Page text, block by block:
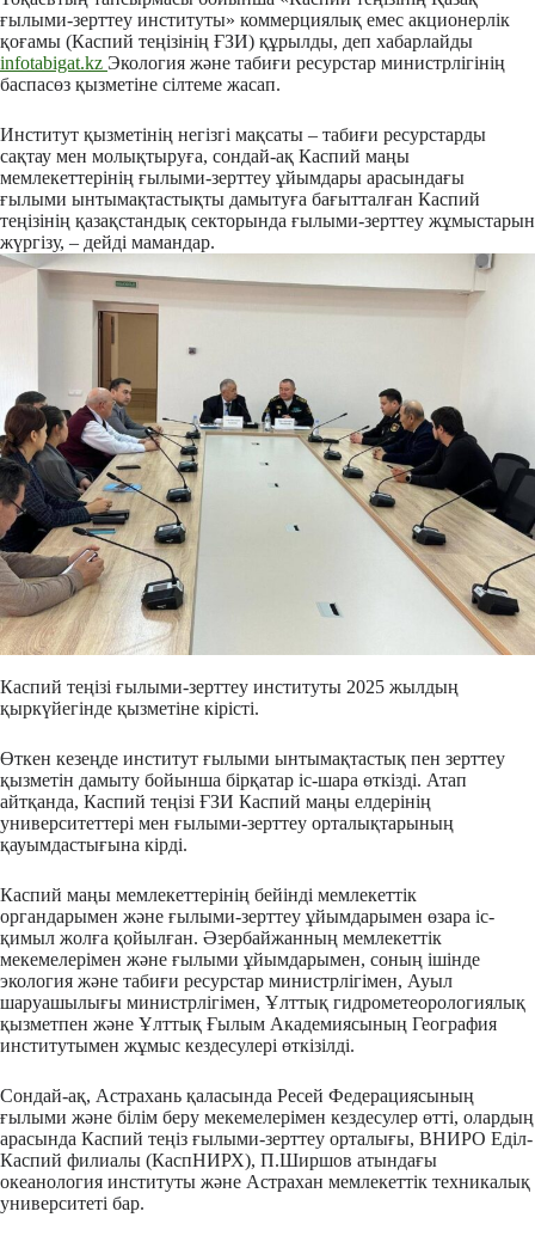
ғылыми-зерттеу институты» коммерциялық емес акционерлік
қоғамы (Каспий теңізінің ҒЗИ) құрылды, деп хабарлайды
infotabigat.kz Экология және табиғи ресурстар министрлігінің
баспасөз қызметіне сілтеме жасап.
Институт қызметінің негізгі мақсаты – табиғи ресурстарды
сақтау мен молықтыруға, сондай-ақ Каспий маңы
мемлекеттерінің ғылыми-зерттеу ұйымдары арасындағы
ғылыми ынтымақтастықты дамытуға бағытталған Каспий
теңізінің қазақстандық секторында ғылыми-зерттеу жұмыстарын
жүргізу, – дейді мамандар.
Каспий теңізі ғылыми-зерттеу институты 2025 жылдың
қыркүйегінде қызметіне кірісті.
Өткен кезеңде институт ғылыми ынтымақтастық пен зерттеу
қызметін дамыту бойынша бірқатар іс-шара өткізді. Атап
айтқанда, Каспий теңізі ҒЗИ Каспий маңы елдерінің
университеттері мен ғылыми-зерттеу орталықтарының
қауымдастығына кірді.
Каспий маңы мемлекеттерінің бейінді мемлекеттік
органдарымен және ғылыми-зерттеу ұйымдарымен өзара іс-
қимыл жолға қойылған. Әзербайжанның мемлекеттік
мекемелерімен және ғылыми ұйымдарымен, соның ішінде
экология және табиғи ресурстар министрлігімен, Ауыл
шаруашылығы министрлігімен, Ұлттық гидрометеорологиялық
қызметпен және Ұлттық Ғылым Академиясының География
институтымен жұмыс кездесулері өткізілді.
Сондай-ақ, Астрахань қаласында Ресей Федерациясының
ғылыми және білім беру мекемелерімен кездесулер өтті, олардың
арасында Каспий теңіз ғылыми-зерттеу орталығы, ВНИРО Еділ-
Каспий филиалы (КаспНИРХ), П.Ширшов атындағы
океанология институты және Астрахан мемлекеттік техникалық
университеті бар.